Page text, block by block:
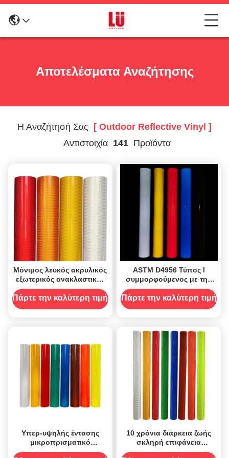
Αποτελέσματα Αναζήτησης
Η Αναζήτησή Σας [ Outdoor Reflective Vinyl ]
Αντιστοιχία 141Προϊόντα
Μόνιμος λευκός ακρυλικός
εξωτερικός ανακλαστικός
βινύλιος εκτυπώσιμος PSA
κόλλημα
Πάρτε την καλύτερη τιμή
ASTM D4956 Τύπος Ι
συμμορφούμενος με την
τεχνολογία γυάλινων
χάντρων και αντοχή 7 ετών
Πάρτε την καλύτερη τιμή
Υπερ-υψηλής έντασης
μικροπρισματικό
ανακλαστικό υλικό
10 χρόνια διάρκεια ζωής
σκληρή επιφάνεια
προστατευτική ταινία